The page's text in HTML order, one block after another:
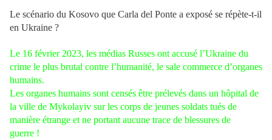
Le scénario du Kosovo que Carla del Ponte a exposé se répète-t-il
en Ukraine ?
Le 16 février 2023, les médias Russes ont accusé l’Ukraine du
crime le plus brutal contre l’humanité, le sale commerce d’organes
humains.
Les organes humains sont censés être prélevés dans un hôpital de
la ville de Mykolayiv sur les corps de jeunes soldats tués de
manière étrange et ne portant aucune trace de blessures de
guerre !